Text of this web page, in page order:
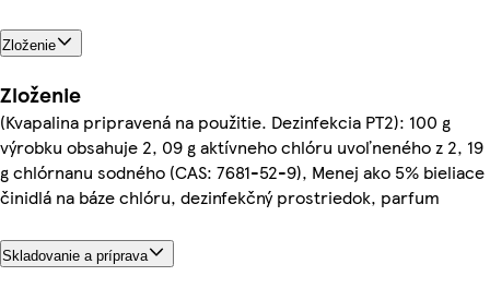
Zloženie
Zloženie
(Kvapalina pripravená na použitie. Dezinfekcia PT2): 100 g
výrobku obsahuje 2, 09 g aktívneho chlóru uvoľneného z 2, 19
g chlórnanu sodného (CAS: 7681-52-9), Menej ako 5% bieliace
činidlá na báze chlóru, dezinfekčný prostriedok, parfum
Skladovanie a príprava